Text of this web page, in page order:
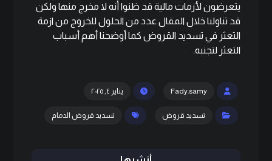
يتعرضون لأزمات مالية قد ظنوا أنه لا مخرج منها ولكن
قد تناولنا خلال المقال عدد من الحلول للخروج من ازمة
التعثر في تسديد القروض كما أوضحنا أهم أسباب
التعثر لتجنبه.
Fady.samy يناير ٤, ٢٠٢٥
تسديد قروض تسديد قروض الدمام